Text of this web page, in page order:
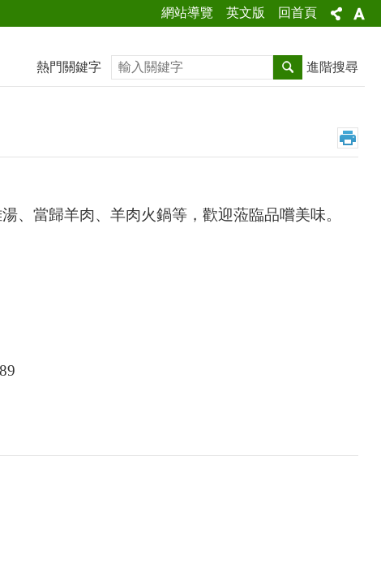
網站導覽 英文版 回首頁
熱門關鍵字 搜尋 進階搜尋
、當歸羊肉、羊肉火鍋等，歡迎蒞臨品嚐美味。